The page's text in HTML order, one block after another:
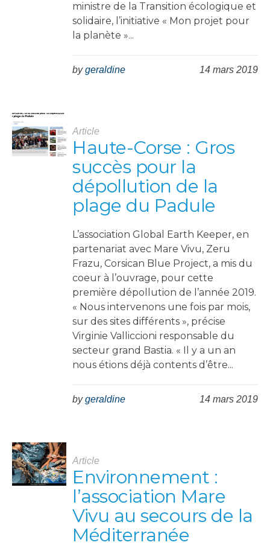
ministre de la Transition écologique et
solidaire, l’initiative « Mon projet pour
la planète »...
14 mars 2019
bygeraldine
Article
Haute-Corse : Gros
succès pour la
dépollution de la
plage du Padule
L’association Global Earth Keeper, en
partenariat avec Mare Vivu, Zeru
Frazu, Corsican Blue Project, a mis du
coeur à l’ouvrage, pour cette
première dépollution de l’année 2019.
« Nous intervenons une fois par mois,
sur des sites différents », précise
Virginie Valliccioni responsable du
secteur grand Bastia. « Il y a un an
nous étions déjà contents d’être...
14 mars 2019
bygeraldine
Article
Environnement :
l’association Mare
Vivu au secours de la
Méditerranée